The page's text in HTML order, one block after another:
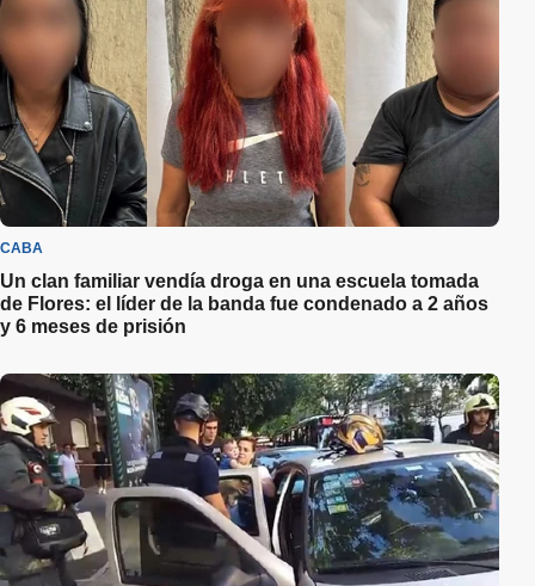
CABA
Un clan familiar vendía droga en una escuela tomada
de Flores: el líder de la banda fue condenado a 2 años
y 6 meses de prisión